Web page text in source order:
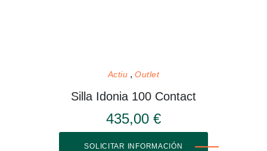
Actiu Outlet
Silla Idonia 100 Contact
435,00 €
SOLICITAR INFORMACIÓN